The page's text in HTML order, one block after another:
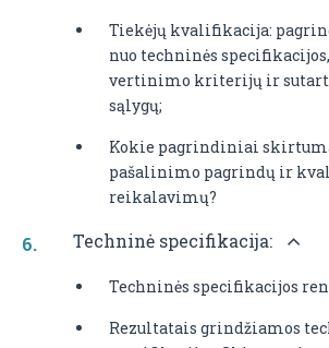
Tiekėjų kvalifikacija:
nuo techninės
vertinimo kriterijų ir
sąlygų;
Kokie pagrindiniai
pašalinimo pagrindų ir
reikalavimų?
Techninė specifikacija:
Techninės specifikacijos
Rezultatais grindžiamos